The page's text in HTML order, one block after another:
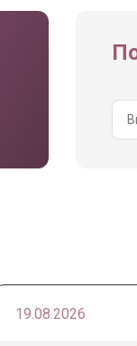
19.08.2026